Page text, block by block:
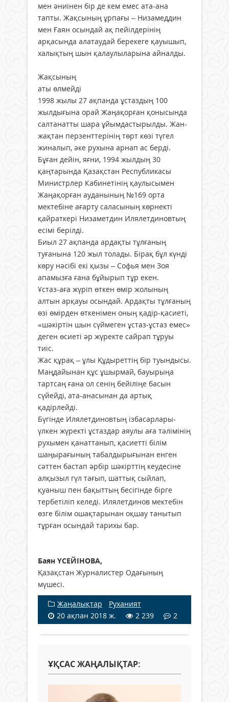
мен әниінен бір де кем емес ата-ана
тапты. Жақсының ұрпағы – Низамеддин
мен Ғаян осындай ақ пейілдерінің
арқасында алатаудай берекеге қауышып,
халықтың шын қалаулыларына айналды.
Жақсының
аты өлмейді
1998 жылы 27 ақпанда ұстаздың 100
жылдығына орай Жаңақорған қонысында
салтанатты шара ұйымдастырылды. Жан-
жақтан перзенттерінің төрт көзі түгел
жиналып, әке рухына арнап ас берді.
Бұған дейін, яғни, 1994 жылдың 30
қаңтарында Қазақстан Республикасы
Министрлер Кабинетінің қаулысымен
Жаңақорған ауданының №169 орта
мектебіне ағарту саласының көрнекті
қайраткері Низаметдин Илялетдиновтың
есімі берілді.
Биыл 27 ақпанда ардақты тұлғаның
туғанына 120 жыл толады. Бірақ бұл күнді
көру нәсібі екі қызы – Софья мен Зоя
апамызға ғана бұйырып тұр екен.
Ұстаз-аға жүріп өткен өмір жолының
алтын арқауы осындай. Ардақты тұлғаның
өзі өмірден өткенімен оның қадір-қасиеті,
«шәкіртін шын сүймеген ұстаз-ұстаз емес»
деген өсиеті әр жүректе сайрап тұруы
тиіс.
Жас құрақ – ұлы Құдыреттің бір туындысы.
Маңдайынан құс ұшырмай, бауырыңа
тартсаң ғана ол сенің бейіліңе басын
сүйейді, ата-анасынан да артық
қадірлейді.
Бүгінде Илялетдиновтың ізбасарлары-
үлкен жүректі ұстаздар аяулы аға тәлімінің
рухымен қанаттанып, қасиетті білім
шаңырағының табалдырығынан енген
сәттен бастап әрбір шәкірттің кеудесіне
алқызыл гүл тағып, шаттық сыйлап,
қуаныш пен бақыттың бесігінде бірге
тербетіліп келеді. Илялетдинов мектебін
өзге білім ошақтарынан оқшау танытып
тұрған осындай тарихы бар.
Баян ҮСЕЙІНОВА,
Қазақстан Журналистер Одағының
мүшесі.
Жаңалықтар / Руханият
20 ақпан 2018 ж.
2 239 2
ҰҚСАС ЖАҢАЛЫҚТАР: